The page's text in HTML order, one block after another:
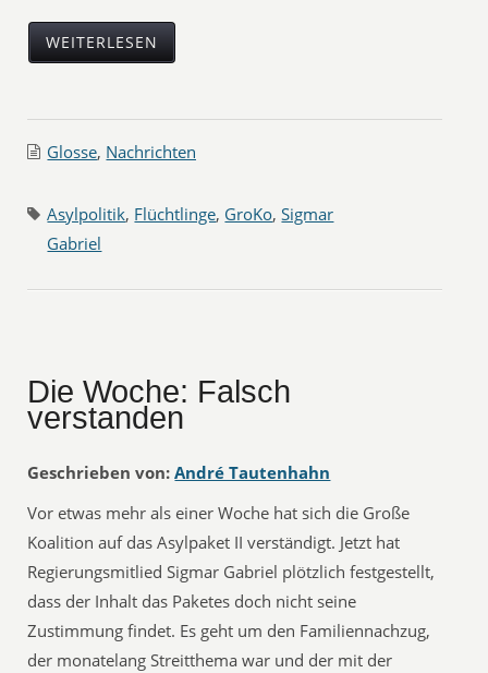
WEITERLESEN
Glosse, Nachrichten
Asylpolitik, Flüchtlinge, GroKo,Sigmar
Gabriel
Die Woche: Falsch
verstanden
Geschrieben von: André Tautenhahn
Vor etwas mehr als einer Woche hat sich die Große
Koalition auf das Asylpaket II verständigt. Jetzt hat
Regierungsmitlied Sigmar Gabriel plötzlich festgestellt,
dass der Inhalt das Paketes doch nicht seine
Zustimmung findet. Es geht um den Familiennachzug,
der monatelang Streitthema war und der mit der